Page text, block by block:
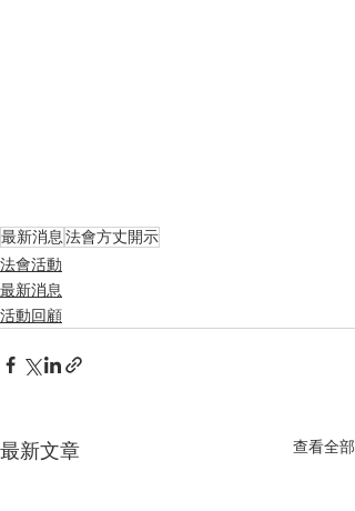
最新消息法會方丈開示
法會活動
最新消息
活動回顧
最新文章 查看全部